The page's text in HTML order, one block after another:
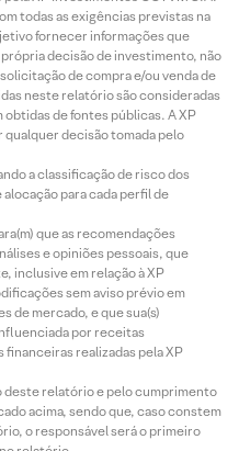
todas as exigências previstas na
fornecer informações que
decisão de investimento, não
de compra e/ou venda de
neste relatório são consideradas
obtidas de fontes públicas. A XP
decisão tomada pelo
a classificação de risco dos
para cada perfil de
que as recomendações
e opiniões pessoais, que
inclusive em relação à XP
sem aviso prévio em
de mercado, e que sua(s)
por receitas
realizadas pela XP
deste relatório e pelo cumprimento
acima, sendo que, caso constem
o responsável será o primeiro